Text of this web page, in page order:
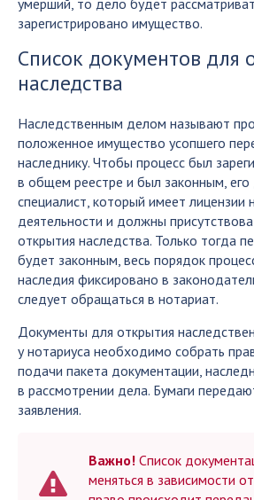
умерший, то дело будет
зарегистрировано имущество.
Список документов для
наследства
Наследственным делом называют
положенное имущество усопшего
наследнику. Чтобы процесс был
в общем реестре и был законным,
специалист, который имеет лицензии
деятельности и должны
открытия наследства. Только тогда
будет законным, весь порядок
наследия фиксировано в
следует обращаться в нотариат.
Документы для открытия
у нотариуса необходимо собрать
подачи пакета документации,
в рассмотрении дела. Бумаги
заявления.
Важно! Список
меняться в зависимости